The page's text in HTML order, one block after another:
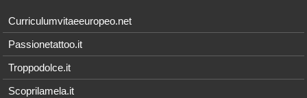
Curriculumvitaeeuropeo.net
Passionetattoo.it
Troppodolce.it
Scoprilamela.it